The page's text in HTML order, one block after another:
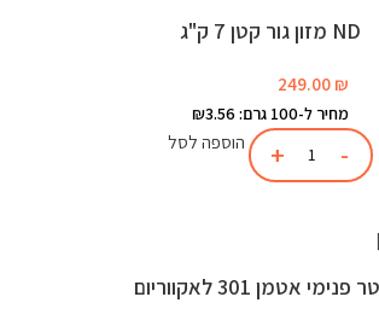
ND מזון גור קטן 7 ק"ג
249.00 ₪
מחיר ל-100 גרם: ₪3.56
הוספה לסל
אטמן 301 לאקווריום